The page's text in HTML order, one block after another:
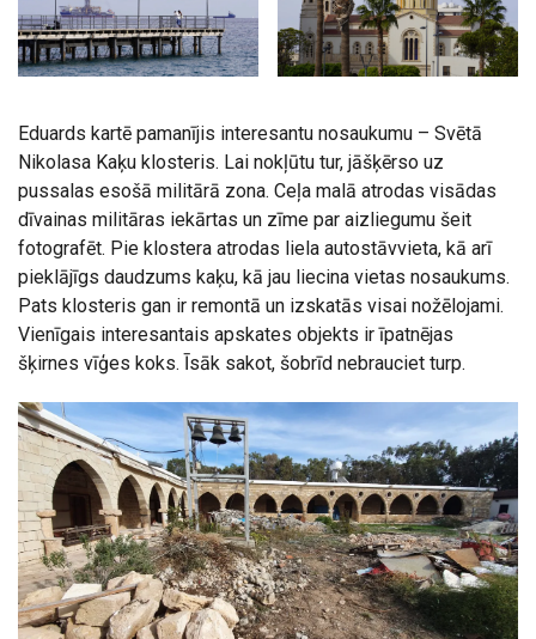
Eduards kartē pamanījis interesantu nosaukumu – Svētā
Nikolasa Kaķu klosteris. Lai nokļūtu tur, jāšķērso uz
pussalas esošā militārā zona. Ceļa malā atrodas visādas
dīvainas militāras iekārtas un zīme par aizliegumu šeit
fotografēt. Pie klostera atrodas liela autostāvvieta, kā arī
pieklājīgs daudzums kaķu, kā jau liecina vietas nosaukums.
Pats klosteris gan ir remontā un izskatās visai nožēlojami.
Vienīgais interesantais apskates objekts ir īpatnējas
šķirnes vīģes koks. Īsāk sakot, šobrīd nebrauciet turp.